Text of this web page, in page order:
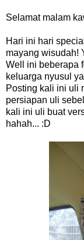
Selamat malam
Hari ini hari
mayang wisudah!
Well ini beberapa
keluarga nyusul
Posting kali ini uli
persiapan uli
kali ini uli buat
hahah... :D